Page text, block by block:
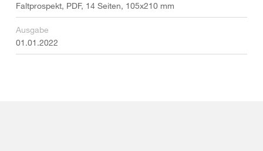
Faltprospekt, PDF, 14 Seiten, 105x210 mm
Ausgabe
01.01.2022